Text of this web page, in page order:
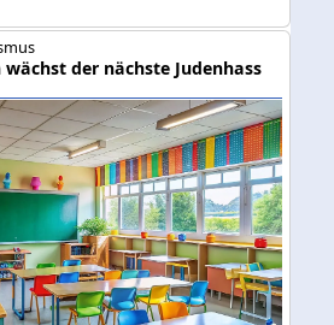
der nächste Judenhass